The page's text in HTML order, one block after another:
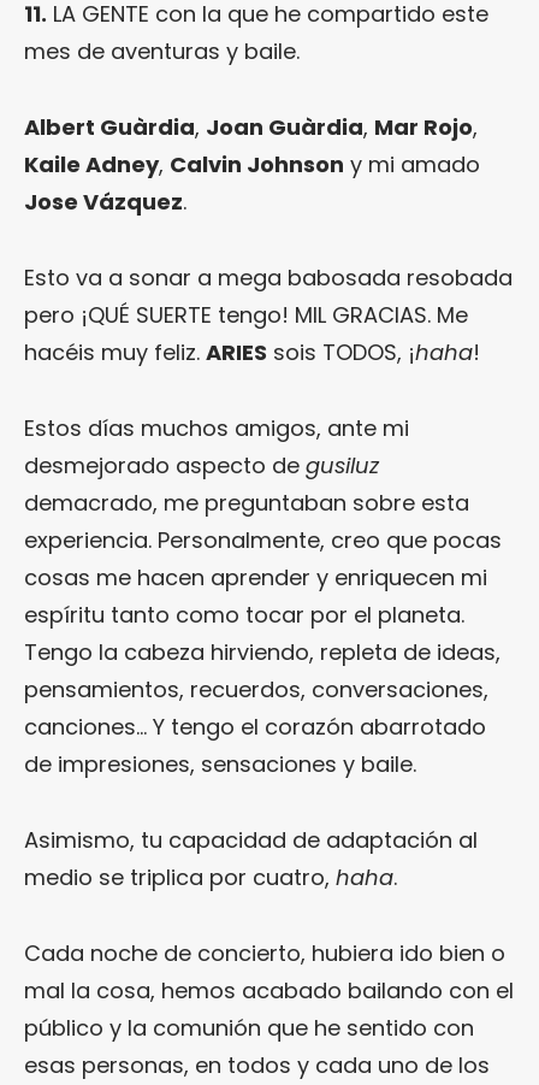
11. LA GENTE con la que he compartido este
mes de aventuras y baile.
Albert Guàrdia, Joan Guàrdia, Mar Rojo,
Kaile Adney, Calvin Johnson y mi amado
Jose Vázquez.
Esto va a sonar a mega babosada resobada
pero ¡QUÉ SUERTE tengo! MIL GRACIAS. Me
hacéis muy feliz. ARIES sois TODOS, ¡haha!
Estos días muchos amigos, ante mi
desmejorado aspecto de gusiluz
demacrado, me preguntaban sobre esta
experiencia. Personalmente, creo que pocas
cosas me hacen aprender y enriquecen mi
espíritu tanto como tocar por el planeta.
Tengo la cabeza hirviendo, repleta de ideas,
pensamientos, recuerdos, conversaciones,
canciones… Y tengo el corazón abarrotado
de impresiones, sensaciones y baile.
Asimismo, tu capacidad de adaptación al
medio se triplica por cuatro, haha.
Cada noche de concierto, hubiera ido bien o
mal la cosa, hemos acabado bailando con el
público y la comunión que he sentido con
esas personas, en todos y cada uno de los